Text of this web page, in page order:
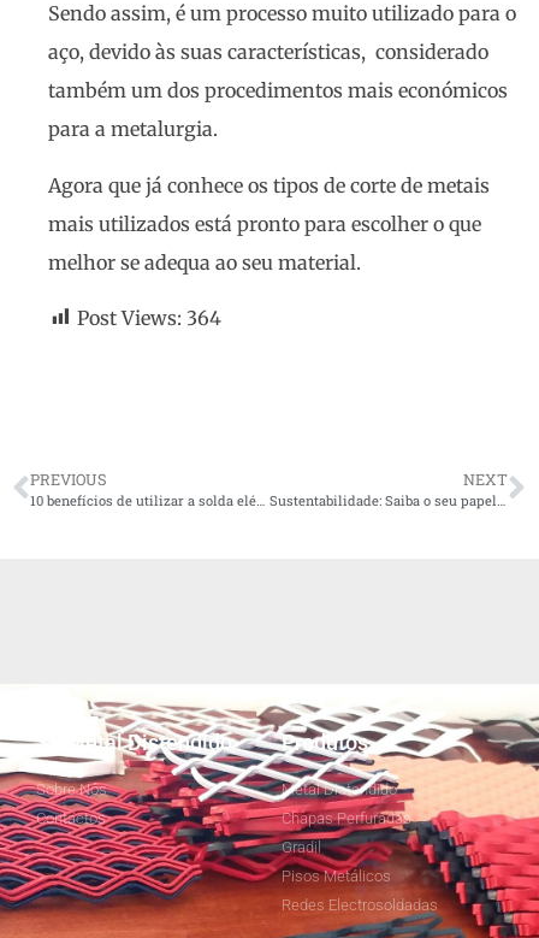
Sendo assim, é um processo muito utilizado para o
aço, devido às suas características, considerado
também um dos procedimentos mais económicos
para a metalurgia.
Agora que já conhece os tipos de corte de metais
mais utilizados está pronto para escolher o que
melhor se adequa ao seu material.
Post Views: 364
PREVIOUS NEXT
SJ Metal Distendido
Sobre Nós
Contactos
Produtos
Metal Distendido
Chapas Perfuradas
Gradil
Pisos Metálicos
Redes Electrosoldadas